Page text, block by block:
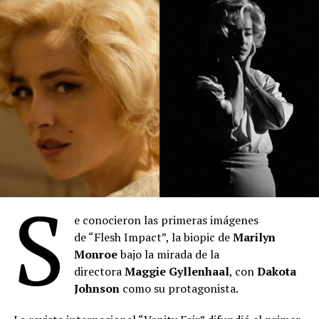
“Scary Movie: Terroríficamente incorrecta” y
“Backrooms”).
“Toy Story 5”: Se posicionó en el primer lugar del
mes con 2.027.345 espectadores durante julio. La
película de Disney-Pixar acumula 3.613.307
entradas desde su estreno el 18 de junio,
S
e conocieron las primeras imágenes
de “Flesh Impact”, la biopic deMarilyn
Monroebajo la mirada de la
directoraMaggie Gyllenhaal, conDakota
Johnson como su protagonista.